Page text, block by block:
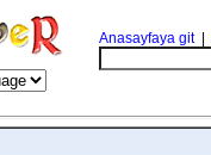
Anasayfaya git|